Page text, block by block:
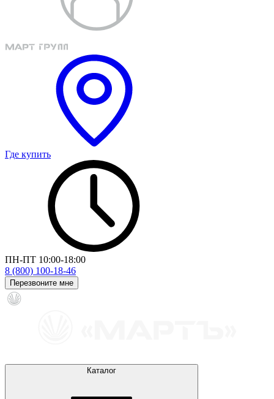
Где купить
ПН-ПТ 10:00-18:00
8 (800) 100-18-46
Перезвоните мне
Каталог